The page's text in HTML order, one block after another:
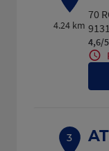
4.24 km
70
4,6/5
3